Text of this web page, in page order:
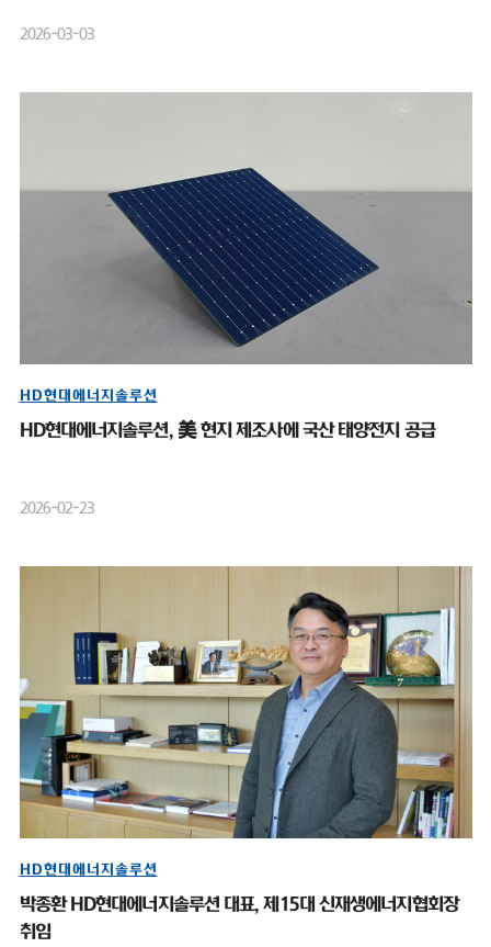
2026-03-03
HD현대에너지솔루션
HD현대에너지솔루션, 美 현지 제조사에 국산 태양전지 공급
2026-02-23
HD현대에너지솔루션
박종환 HD현대에너지솔루션 대표, 제15대 신재생에너지협회장
취임